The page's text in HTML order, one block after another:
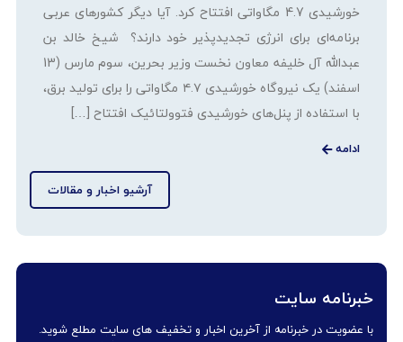
خورشیدی 4.7 مگاواتی افتتاح کرد. آیا دیگر کشورهای عربی
برنامه‌ای برای انرژی تجدیدپذیر خود دارند؟ شیخ خالد بن
عبدالله آل خلیفه معاون نخست وزیر بحرین، سوم مارس (13
اسفند) یک نیروگاه خورشیدی ۴.۷ مگاواتی را برای تولید برق،
با استفاده از پنل‌های خورشیدی فتوولتائیک افتتاح […]
ادامه
آرشیو اخبار و مقالات
خبرنامه سایت
با عضویت در خبرنامه از آخرین اخبار و تخفیف های سایت مطلع شوید.